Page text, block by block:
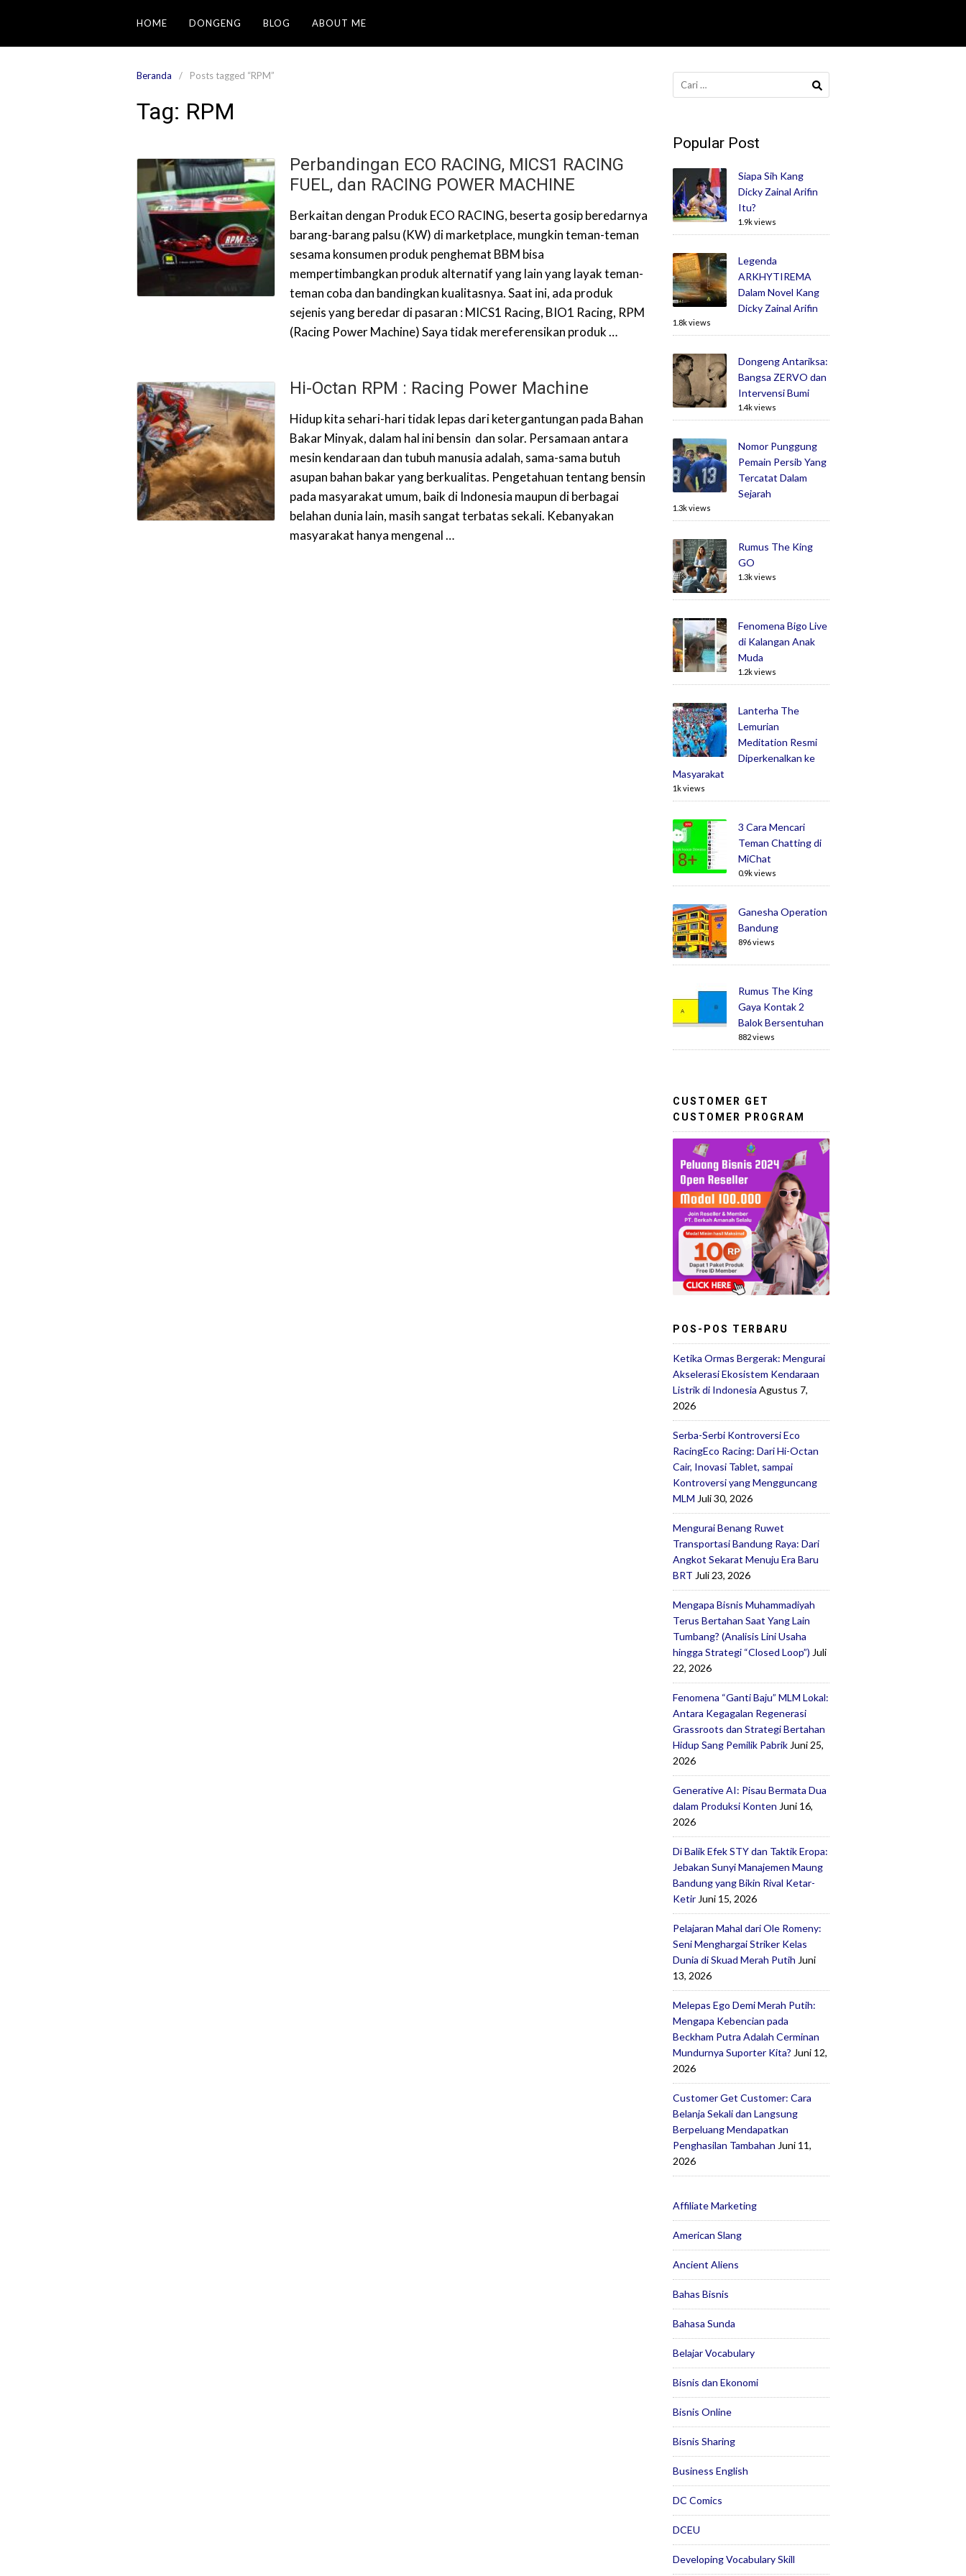
konten
HOME DONGENG BLOG ABOUT ME
Beranda Posts tagged “RPM”
Tag: RPM
Perbandingan ECO RACING, MICS1 RACING
FUEL, dan RACING POWER MACHINE
Berkaitan dengan Produk ECO RACING, beserta gosip beredarnya
barang-barang palsu (KW) di marketplace, mungkin teman-teman
sesama konsumen produk penghemat BBM bisa
mempertimbangkan produk alternatif yang lain yang layak teman-
teman coba dan bandingkan kualitasnya. Saat ini, ada produk
sejenis yang beredar di pasaran : MICS1 Racing, BIO1 Racing, RPM
(Racing Power Machine) Saya tidak mereferensikan produk …
Hi-Octan RPM : Racing Power Machine
Hidup kita sehari-hari tidak lepas dari ketergantungan pada Bahan
Bakar Minyak, dalam hal ini bensin dan solar. Persamaan antara
mesin kendaraan dan tubuh manusia adalah, sama-sama butuh
asupan bahan bakar yang berkualitas. Pengetahuan tentang bensin
pada masyarakat umum, baik di Indonesia maupun di berbagai
belahan dunia lain, masih sangat terbatas sekali. Kebanyakan
masyarakat hanya mengenal …
Cari
untuk:
Popular Post
Siapa Sih Kang
Dicky Zainal Arifin
Itu?
1.9k views
Legenda
ARKHYTIREMA
Dalam Novel Kang
Dicky Zainal Arifin
1.8k views
Dongeng Antariksa:
Bangsa ZERVO dan
Intervensi Bumi
1.4k views
Nomor Punggung
Pemain Persib Yang
Tercatat Dalam
Sejarah
1.3k views
Rumus The King
GO
1.3k views
Fenomena Bigo Live
di Kalangan Anak
Muda
1.2k views
Lanterha The
Lemurian
Meditation Resmi
Diperkenalkan ke
Masyarakat
1k views
3 Cara Mencari
Teman Chatting di
MiChat
0.9k views
Ganesha Operation
Bandung
896 views
Rumus The King
Gaya Kontak 2
Balok Bersentuhan
882 views
CUSTOMER GET
CUSTOMER PROGRAM
POS-POS TERBARU
Ketika Ormas Bergerak: Mengurai
Akselerasi Ekosistem Kendaraan
Listrik di Indonesia Agustus 7,
2026
Serba-Serbi Kontroversi Eco
RacingEco Racing: Dari Hi-Octan
Cair, Inovasi Tablet, sampai
Kontroversi yang Mengguncang
MLM Juli 30, 2026
Mengurai Benang Ruwet
Transportasi Bandung Raya: Dari
Angkot Sekarat Menuju Era Baru
BRT Juli 23, 2026
Mengapa Bisnis Muhammadiyah
Terus Bertahan Saat Yang Lain
Tumbang? (Analisis Lini Usaha
hingga Strategi “Closed Loop”) Juli
22, 2026
Fenomena “Ganti Baju” MLM Lokal:
Antara Kegagalan Regenerasi
Grassroots dan Strategi Bertahan
Hidup Sang Pemilik Pabrik Juni 25,
2026
Generative AI: Pisau Bermata Dua
dalam Produksi Konten Juni 16,
2026
Di Balik Efek STY dan Taktik Eropa:
Jebakan Sunyi Manajemen Maung
Bandung yang Bikin Rival Ketar-
Ketir Juni 15, 2026
Pelajaran Mahal dari Ole Romeny:
Seni Menghargai Striker Kelas
Dunia di Skuad Merah Putih Juni
13, 2026
Melepas Ego Demi Merah Putih:
Mengapa Kebencian pada
Beckham Putra Adalah Cerminan
Mundurnya Suporter Kita? Juni 12,
2026
Customer Get Customer: Cara
Belanja Sekali dan Langsung
Berpeluang Mendapatkan
Penghasilan Tambahan Juni 11,
2026
Affiliate Marketing
American Slang
Ancient Aliens
Bahas Bisnis
Bahasa Sunda
Belajar Vocabulary
Bisnis dan Ekonomi
Bisnis Online
Bisnis Sharing
Business English
DC Comics
DCEU
Developing Vocabulary Skill